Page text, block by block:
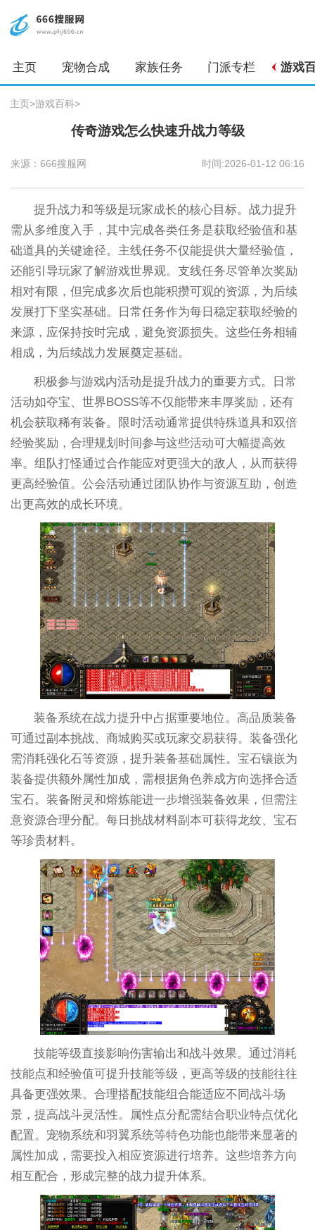
主页 宠物合成 家族任务 门派专栏 游戏
主页>游戏百科>
传奇游戏怎么快速升战力等级
来源：666搜服网 时间:2026-01-12 06:16
提升战力和等级是玩家成长的核心目标。战力提升
需从多维度入手，其中完成各类任务是获取经验值和基
础道具的关键途径。主线任务不仅能提供大量经验值，
还能引导玩家了解游戏世界观。支线任务尽管单次奖励
相对有限，但完成多次后也能积攒可观的资源，为后续
发展打下坚实基础。日常任务作为每日稳定获取经验的
来源，应保持按时完成，避免资源损失。这些任务相辅
相成，为后续战力发展奠定基础。
积极参与游戏内活动是提升战力的重要方式。日常
活动如夺宝、世界BOSS等不仅能带来丰厚奖励，还有
机会获取稀有装备。限时活动通常提供特殊道具和双倍
经验奖励，合理规划时间参与这些活动可大幅提高效
率。组队打怪通过合作能应对更强大的敌人，从而获得
更高经验值。公会活动通过团队协作与资源互助，创造
出更高效的成长环境。
装备系统在战力提升中占据重要地位。高品质装备
可通过副本挑战、商城购买或玩家交易获得。装备强化
需消耗强化石等资源，提升装备基础属性。宝石镶嵌为
装备提供额外属性加成，需根据角色养成方向选择合适
宝石。装备附灵和熔炼能进一步增强装备效果，但需注
意资源合理分配。每日挑战材料副本可获得龙纹、宝石
等珍贵材料。
技能等级直接影响伤害输出和战斗效果。通过消耗
技能点和经验值可提升技能等级，更高等级的技能往往
具备更强效果。合理搭配技能组合能适应不同战斗场
景，提高战斗灵活性。属性点分配需结合职业特点优化
配置。宠物系统和羽翼系统等特色功能也能带来显著的
属性加成，需要投入相应资源进行培养。这些培养方向
相互配合，形成完整的战力提升体系。